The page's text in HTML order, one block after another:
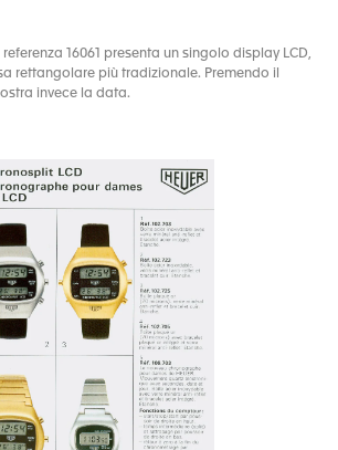
referenza 16061 presenta un singolo display LCD,
rettangolare più tradizionale. Premendo il
invece la data.